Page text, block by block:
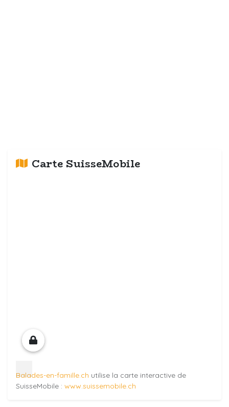
Carte SuisseMobile
Balades-en-famille.ch utilise la carte interactive de
SuisseMobile : www.suissemobile.ch